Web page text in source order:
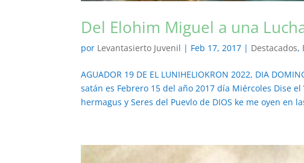
Del Elohim Miguel a una
por Levantasierto Juvenil | Feb 17, 2017 | Destacados,
AGUADOR 19 DE EL LUNIHELIOKRON 2022, DIA
satán es Febrero 15 del año 2017 día Miércoles Dise
hermagus y Seres del Puevlo de DIOS ke me oyen en